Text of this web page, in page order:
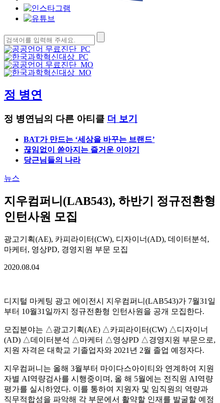
검
색:
정 병연
정 병연님의 다른 아티클 더 보기
BAT가 만드는 ‘세상을 바꾸는 브랜드’
끊임없이 쏟아지는 즐거운 이야기
당근님들의 나라
뉴스
지우컴퍼니(LAB543), 하반기 정규전환형
인턴사원 모집
광고기획(AE), 카피라이터(CW), 디자이너(AD), 데이터분석,
마케터, 영상PD, 경영지원 부문 모집
2020.08.04
디지털 마케팅 광고 에이전시 지우컴퍼니(LAB543)가 7월31일
부터 10월31일까지 정규전환형 인턴사원을 공개 모집한다.
모집분야는 △광고기획(AE) △카피라이터(CW) △디자이너
(AD) △데이터분석 △마케터 △영상PD △경영지원 부문으로,
지원 자격은 대학교 기졸업자와 2021년 2월 졸업 예정자다.
지우컴퍼니는 올해 3월부터 마이다스아이티와 연계하여 지원
자별 AI역량검사를 시행중이며, 올 해 5월에는 전직원 AI역량
평가를 실시하였다. 이를 통하여 지원자 및 임직원의 역량과
직무적합성을 파악해 각 부문에서 활약할 인재를 발굴할 예정